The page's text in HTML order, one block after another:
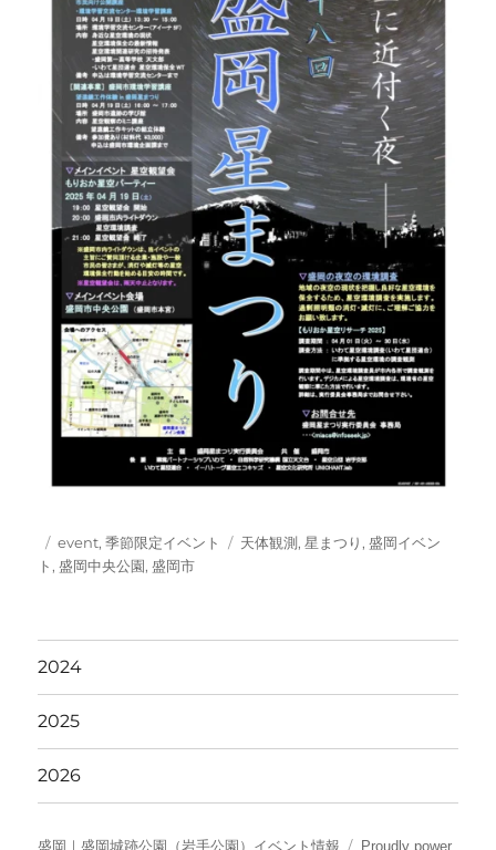
投
稿
カ
テ
event,季節限定イベント
タ
天体観測,星まつり,盛岡イベン
ト,盛岡中央公園,盛岡市
2024
2025
2026
盛岡｜盛岡城跡公園（岩手公園）イベント情報 Proudly power